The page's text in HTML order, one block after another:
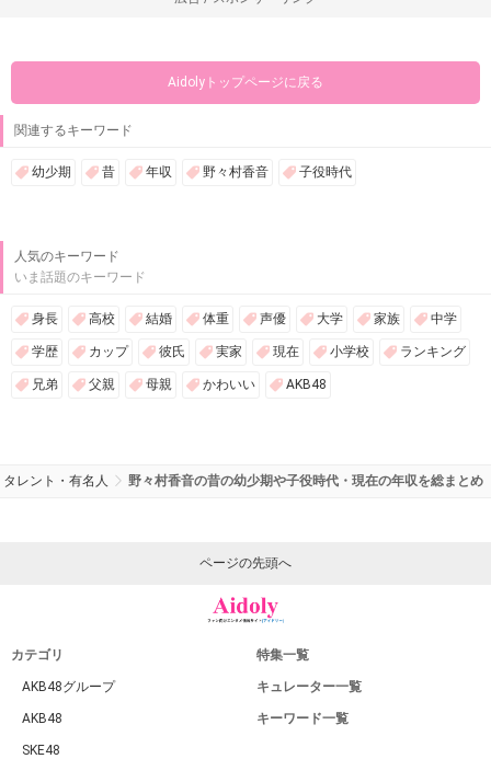
Aidolyトップページに戻る
関連するキーワード
幼少期 昔 年収 野々村香音 子役時代
人気のキーワード
いま話題のキーワード
身長 高校 結婚 体重 声優 大学 家族 中学
学歴 カップ 彼氏 実家 現在 小学校 ランキング
兄弟 父親 母親 かわいい AKB48
タレント・有名人 野々村香音の昔の幼少期や子役時代・現在の年収を総まとめ
ページの先頭へ
カテゴリ
AKB48グループ
AKB48
SKE48
特集一覧
キュレーター一覧
キーワード一覧